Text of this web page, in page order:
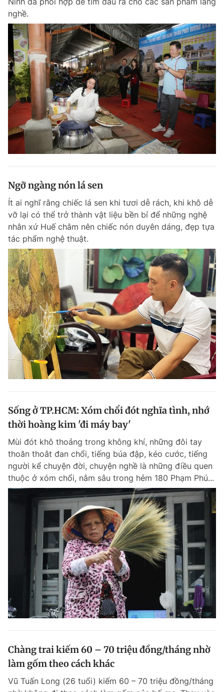
nghề.
Ngỡ ngàng nón lá sen
Ít ai nghĩ rằng chiếc lá sen khi tươi dễ rách, khi khô dễ
vỡ lại có thể trở thành vật liệu bền bỉ để những nghệ
nhân xứ Huế chằm nên chiếc nón duyên dáng, đẹp tựa
tác phẩm nghệ thuật.
Sống ở TP.HCM: Xóm chổi đót nghĩa tình, nhớ
thời hoàng kim 'đi máy bay'
Mùi đót khô thoảng trong không khí, những đôi tay
thoăn thoắt đan chổi, tiếng búa đập, kéo cước, tiếng
người kể chuyện đời, chuyện nghề là những điều quen
thuộc ở xóm chổi, nằm sâu trong hẻm 180 Phạm Phú...
Chàng trai kiếm 60 – 70 triệu đồng/tháng nhờ
làm gốm theo cách khác
Vũ Tuấn Long (26 tuổi) kiếm 60 – 70 triệu đồng/tháng